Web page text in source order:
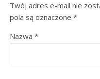
Twój adres e-mail nie
pola są oznaczone *
Nazwa *